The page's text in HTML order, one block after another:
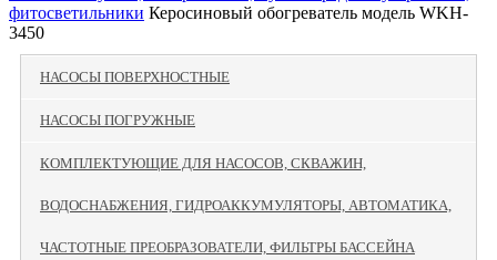
фитосветильники Керосиновый обогреватель модель WKH-
3450
НАСОСЫ ПОВЕРХНОСТНЫЕ
НАСОСЫ ПОГРУЖНЫЕ
КОМПЛЕКТУЮЩИЕ ДЛЯ НАСОСОВ, СКВАЖИН,
ВОДОСНАБЖЕНИЯ, ГИДРОАККУМУЛЯТОРЫ, АВТОМАТИКА,
ЧАСТОТНЫЕ ПРЕОБРАЗОВАТЕЛИ, ФИЛЬТРЫ БАССЕЙНА